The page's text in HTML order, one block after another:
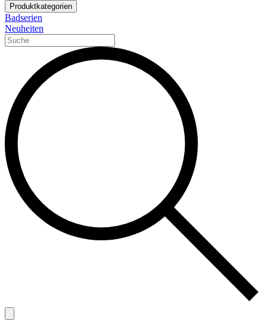
Produktkategorien
Badserien
Neuheiten